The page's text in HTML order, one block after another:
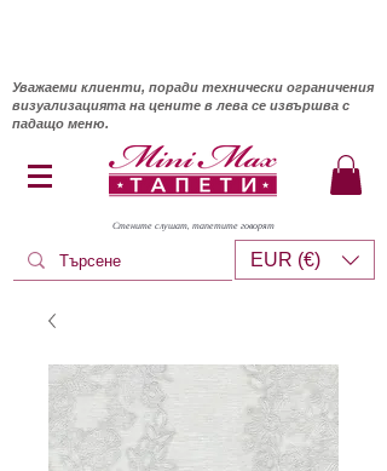
Уважаеми клиенти, поради технически ограничения
визуализацията на цените в лева се извършва с
падащо меню.
Стените слушат, тапетите говорят
EUR (€)